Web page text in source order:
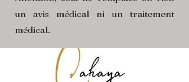
un avis médical ni un traitement
médical.